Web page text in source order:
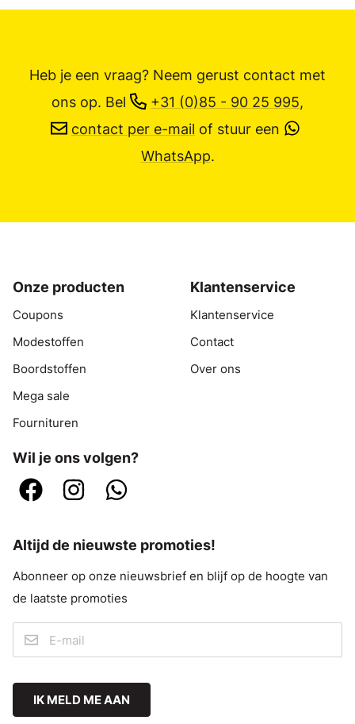
Heb je een vraag? Neem gerust contact met
ons op. Bel +31 (0)85 - 90 25 995,
contact per e-mail of stuur een
WhatsApp.
Onze producten
Coupons
Modestoffen
Boordstoffen
Mega sale
Fournituren
Klantenservice
Klantenservice
Contact
Over ons
Wil je ons volgen?
Altijd de nieuwste promoties!
Abonneer op onze nieuwsbrief en blijf op de hoogte van
de laatste promoties
IK MELD ME AAN